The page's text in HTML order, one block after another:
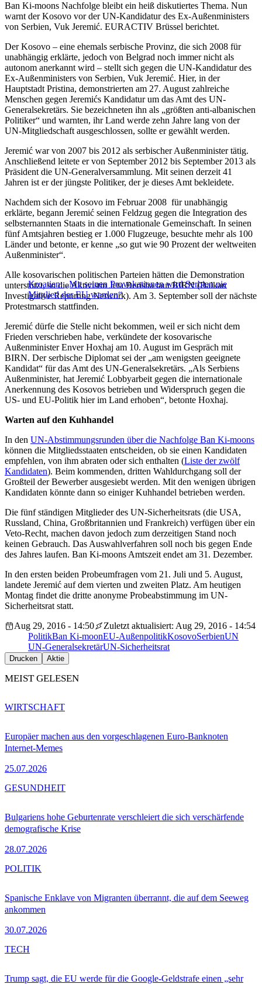
Ban Ki-moons Nachfolge bleibt ein heiß diskutiertes Thema. Nun
warnt der Kosovo vor der UN-Kandidatur des Ex-Außenministers
von Serbien, Vuk Jeremić. EURACTIV Brüssel berichtet.
Der Kosovo – eine ehemals serbische Provinz, die sich 2008 für
unabhängig erklärte, jedoch von Belgrad noch immer nicht als
autonom anerkannt wird – stellt sich gegen die UN-Kandidatur des
Ex-Außenministers von Serbien, Vuk Jeremić. Hier, in der
Hauptstadt Pristina, demonstrierten am 27. August zahlreiche
Menschen gegen Jeremićs Kandidatur um das Amt des UN-
Generalsekretärs. Sie bezeichneten ihn als „größten anti-albanischen
Politiker“ und warnten, ihr Land werde zehn Jahre lang von der
UN-Mitgliedschaft ausgeschlossen, sollte er gewählt werden.
Jeremić war von 2007 bis 2012 als serbischer Außenminister tätig.
Anschließend leitete er von September 2012 bis September 2013 als
Präsident die UN-Generalversammlung. Mit seinen derzeit 41
Jahren ist er der jüngste Politiker, der je dieses Amt bekleidete.
Nachdem sich der Kosovo im Februar 2008 für unabhängig
erklärte, begann Jeremić seinen Feldzug gegen die Integration des
selbsternannten Staats in die internationale Gemeinschaft. In seinen
fünf Amtsjahren bestieg er 1.000 Flugzeuge, besuchte mehr als 100
Länder und betonte, er kenne „so gut wie 90 Prozent der weltweiten
Außenminister“.
Kroatien: „Mit seinen Provokationen wird Serbien nie
Mitglied der EU werden“
Alle kosovarischen politischen Parteien hätten die Demonstration
unterstützt, so die Aktivistin Jeta Berisha laut BIRN (Balkan
Investigative Reporting Network). Am 3. September soll der nächste
Protestmarsch stattfinden.
Jeremić dürfe die Stelle nicht bekommen, weil er sich nicht dem
Frieden verschrieben habe, verkündete der kosovarische
Außenminister Enver Hoxhaj am 10. August im Gespräch mit
BIRN. Der serbische Diplomat sei der „am wenigsten geeignete
Kandidat“ für das Amt des UN-Generalsekretärs. „Als Serbiens
Außenminister, hat Jeremić Lobbyarbeit gegen die internationale
Anerkennung des Kosovos betrieben und Widerspruch gegen die
US- und EU-Politik hier im Land erhoben“, betonte Hoxhaj.
Warten auf den Kuhhandel
In den UN-Abstimmungsrunden über die Nachfolge Ban Ki-moons
können die Mitgliedsstaaten entscheiden, ob sie einen Kandidaten
empfehlen, von ihm abraten oder sich enthalten (Liste der zwölf
Kandidaten). Beim kommenden, dritten Wahldurchgang soll der
Großteil der Bewerber ausgesiebt werden. Mit den wenigen übrigen
Kandidaten könnte dann so einiger Kuhhandel betrieben werden.
Die fünf ständigen Mitglieder des UN-Sicherheitsrats (die USA,
Russland, China, Großbritannien und Frankreich) verfügen über ein
Veto-Recht, machen davon jedoch zum derzeitigen Stand noch
keinen Gebrauch. Das Auswahlverfahren soll noch bis gegen Ende
des Jahres laufen. Ban Ki-moons Amtszeit endet am 31. Dezember.
In den ersten beiden Probeumfragen vom 21. Juli und 5. August,
landete Jeremić auf dem vierten und zweiten Platz. Am heutigen
Montag findet die dritte anonyme Probeabstimmung im UN-
Sicherheitsrat statt.
Aug 29, 2016 - 14:50
Zuletzt aktualisiert: Aug 29, 2016 - 14:54
PolitikBan Ki-moonEU-AußenpolitikKosovoSerbienUN
UN-GeneralsekretärUN-Sicherheitsrat
Drucken Aktie
MEIST GELESEN
Europäer machen aus den vorgeschlagenen Euro-Banknoten
Internet-Memes
25.07.2026
WIRTSCHAFT
Bulgariens hohe Geburtenrate verschleiert die sich verschärfende
demografische Krise
28.07.2026
GESUNDHEIT
Spanische Enklave von Migranten überrannt, die auf dem Seeweg
ankommen
30.07.2026
POLITIK
Trump sagt, die EU werde für die Google-Geldstrafe einen „sehr
TECH